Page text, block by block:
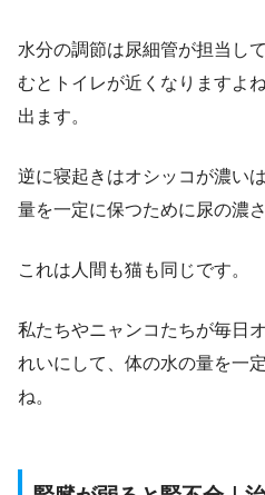
水分の調節は尿細管が担当し
むとトイレが近くなりますよ
出ます。
逆に寝起きはオシッコが濃い
量を一定に保つために尿の濃
これは人間も猫も同じです。
私たちやニャンコたちが毎日
れいにして、体の水の量を一
ね。